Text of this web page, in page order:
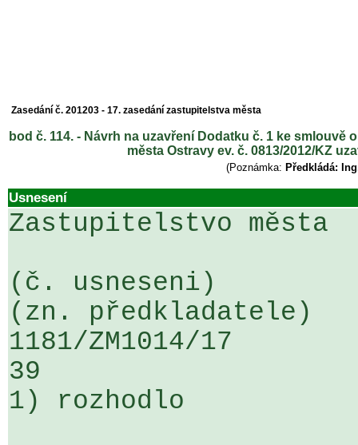
Zasedání č. 201203 - 17. zasedání zastupitelstva města
bod č. 114. - Návrh na uzavření Dodatku č. 1 ke
města Ostravy ev. č. 0813/2012/KZ
(Poznámka: Předkládá:
Usnesení
Zastupitelstvo města
(č. usneseni)
(zn. předkladatele)
1181/ZM1014/17
39
1) rozhodlo